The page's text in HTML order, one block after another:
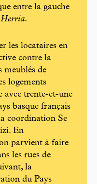
entre la gauche
.
les locataires en
contre la
meublés de
logements
avec trente-et-une
basque français
coordination Se
En
parvient à faire
les rues de
la
du Pays